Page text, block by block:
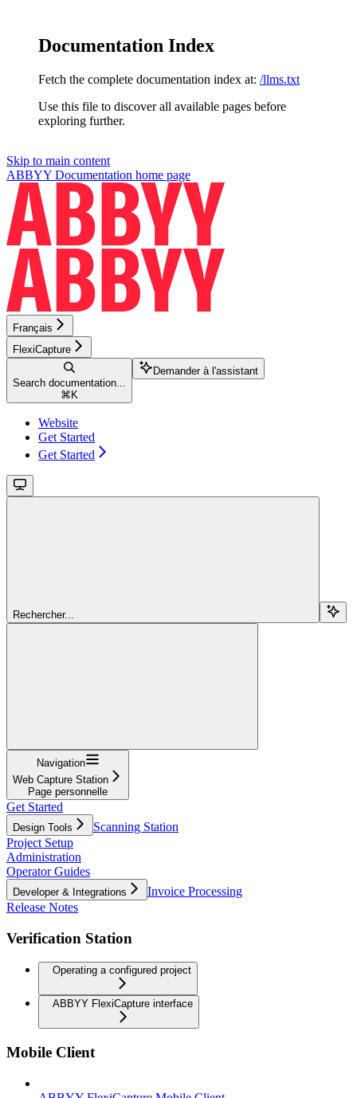
Documentation Index
Fetch the complete documentation index at: /llms.txt
Use this file to discover all available pages before
exploring further.
Skip to main content
ABBYY Documentation home page
Français
FlexiCapture
Search documentation...
⌘ K
Demander à l'assistant
Website
Get Started
Get Started
Rechercher...
Navigation
Web Capture Station
Page personnelle
Get Started
Design Tools
Scanning Station
Project Setup
Administration
Operator Guides
Developer & Integrations
Invoice Processing
Release Notes
Verification Station
Operating a configured project
ABBYY FlexiCapture interface
Mobile Client